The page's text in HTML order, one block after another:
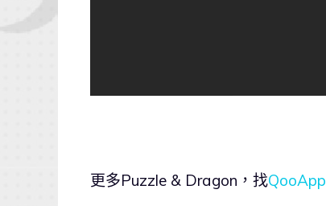
更多Puzzle & Dragon，找QooApp